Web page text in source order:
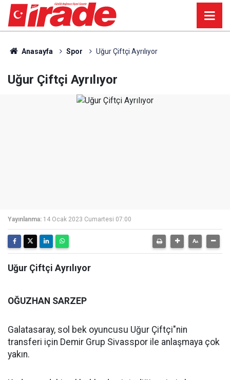
Anasayfa Spor Uğur Çiftçi Ayrılıyor
Uğur Çiftçi Ayrılıyor
Yayınlanma: 14 Ocak 2023 Cumartesi 07:00
Uğur Çiftçi Ayrılıyor
OĞUZHAN SARZEP
Galatasaray, sol bek oyuncusu Uğur Çiftçi"nin
transferi için Demir Grup Sivasspor ile anlaşmaya çok
yakın.